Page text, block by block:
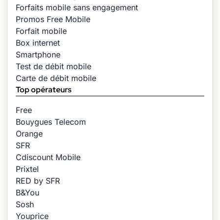
Forfaits mobile sans engagement
Promos Free Mobile
Forfait mobile
Box internet
Smartphone
Test de débit mobile
Carte de débit mobile
Top opérateurs
Free
Bouygues Telecom
Orange
SFR
Cdiscount Mobile
Prixtel
RED by SFR
B&You
Sosh
Youprice